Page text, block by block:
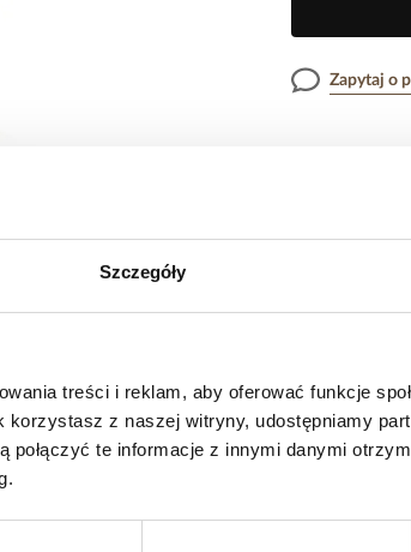
Szczegóły
treści i reklam, aby oferować funkcje
z naszej witryny, udostępniamy
te informacje z innymi danymi
Zapytaj o
forma pięknie
eleganckiej
blasku przy
dopasować
na co dzień, jak
Brak opinii
Bądź